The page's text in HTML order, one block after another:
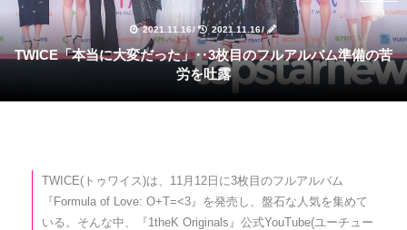
2021.11.16/ 2021.11.16/
TWICE「本当に大変だった」‥3枚目のフルアルバム準備の苦
労を吐露
TWICE(トゥワイス)は、11月12日に3枚目のフルアルバム
『Formula of Love: O+T=<3』を発売し、盤石な人気を集めて
いる。そんな中、『1theK Originals』公式YouTube(ユーチュー